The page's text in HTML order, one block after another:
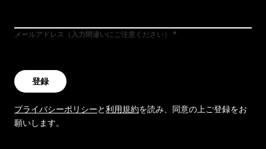
メールアドレス（入力間違いにご注意ください）
登録
プライバシーポリシーと利用規約を読み、同意の上ご登録をお
願いします。